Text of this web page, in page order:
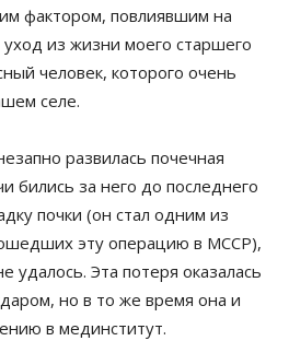
фактором, повлиявшим на
из жизни моего старшего
человек, которого очень
селе.
развилась почечная
бились за него до последнего
почки (он стал одним из
эту операцию в МССР),
удалось. Эта потеря оказалась
но в то же время она и
в мединститут.